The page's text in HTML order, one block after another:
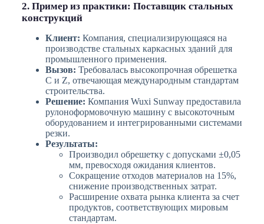
2. Пример из практики: Поставщик стальных
конструкций
Клиент: Компания, специализирующаяся на
производстве стальных каркасных зданий для
промышленного применения.
Вызов: Требовалась высокопрочная обрешетка
C и Z, отвечающая международным стандартам
строительства.
Решение: Компания Wuxi Sunway предоставила
рулоноформовочную машину с высокоточным
оборудованием и интегрированными системами
резки.
Результаты:
Производил обрешетку с допусками ±0,05
мм, превосходя ожидания клиентов.
Сокращение отходов материалов на 15%,
снижение производственных затрат.
Расширение охвата рынка клиента за счет
продуктов, соответствующих мировым
стандартам.